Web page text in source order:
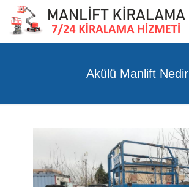
Akülü Manlift Nedir